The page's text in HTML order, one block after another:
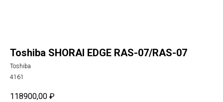
Toshiba SHORAI EDGE RAS-07/RAS-07
Toshiba
4161
118900,00 ₽